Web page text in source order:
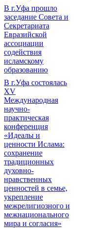
В г.Уфа прошло
заседание Совета и
Секретариата
Евразийской
ассоциации
содействия
исламскому
образованию
В г.Уфа состоялась
XV
Международная
научно-
практическая
конференция
«Идеалы и
ценности Ислама:
сохранение
традиционных
духовно-
нравственных
ценностей в семье,
укрепление
межрелигиозного и
межнационального
мира и согласия»